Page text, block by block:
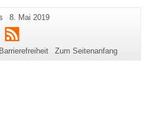
Zusätzliche
Informationen
zu
dieser
Letzte
Aktualisierung:
8. Mai 2019
RSS
Barrierefreiheit Zum Seitenanfang